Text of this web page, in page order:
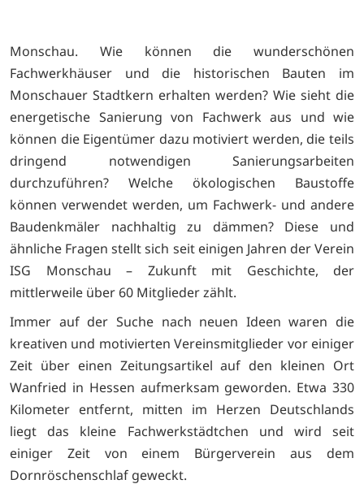
Monschau. Wie können die wunderschönen
Fachwerkhäuser und die historischen Bauten im
Monschauer Stadtkern erhalten werden? Wie sieht die
energetische Sanierung von Fachwerk aus und wie
können die Eigentümer dazu motiviert werden, die teils
dringend notwendigen Sanierungsarbeiten
durchzuführen? Welche ökologischen Baustoffe
können verwendet werden, um Fachwerk- und andere
Baudenkmäler nachhaltig zu dämmen? Diese und
ähnliche Fragen stellt sich seit einigen Jahren der Verein
ISG Monschau – Zukunft mit Geschichte, der
mittlerweile über 60 Mitglieder zählt.
Immer auf der Suche nach neuen Ideen waren die
kreativen und motivierten Vereinsmitglieder vor einiger
Zeit über einen Zeitungsartikel auf den kleinen Ort
Wanfried in Hessen aufmerksam geworden. Etwa 330
Kilometer entfernt, mitten im Herzen Deutschlands
liegt das kleine Fachwerkstädtchen und wird seit
einiger Zeit von einem Bürgerverein aus dem
Dornröschenschlaf geweckt.